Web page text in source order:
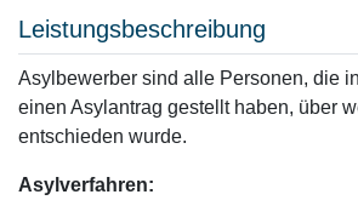
Leistungsbeschreibung
Asylbewerber sind alle Personen, die
einen Asylantrag gestellt haben, über
entschieden wurde.
Asylverfahren: